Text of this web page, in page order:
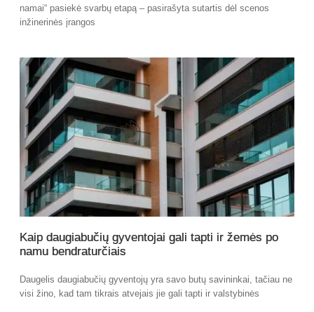
namai“ pasiekė svarbų etapą – pasirašyta sutartis dėl scenos
inžinerinės įrangos
Kaip daugiabučių gyventojai gali tapti ir žemės po
namu bendraturčiais
Daugelis daugiabučių gyventojų yra savo butų savininkai, tačiau ne
visi žino, kad tam tikrais atvejais jie gali tapti ir valstybinės